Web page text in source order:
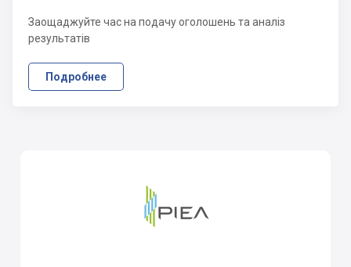
Заощаджуйте час на подачу оголошень та аналіз
результатів
Подробнее